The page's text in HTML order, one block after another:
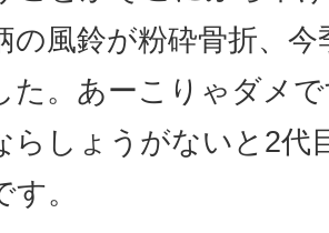
の風鈴が粉砕骨折、
た。あーこりゃダメ
らしょうがないと2代
。